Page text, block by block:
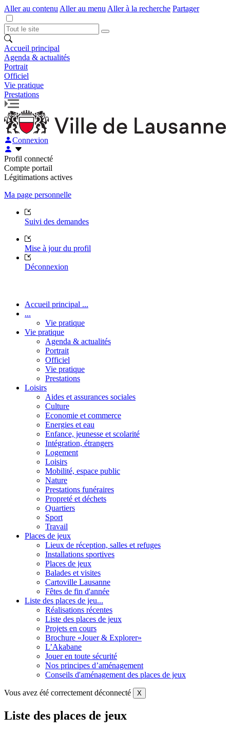
Aller au contenu Aller au menu Aller à la recherche Partager
Accueil principal
Agenda & actualités
Portrait
Officiel
Vie pratique
Prestations
Connexion
Profil connecté
Compte portail
Légitimations actives
Ma page personnelle
Suivi des demandes
Mise à jour du profil
Déconnexion
Accueil principal ...
...
Vie pratique
Vie pratique
Agenda & actualités
Portrait
Officiel
Vie pratique
Prestations
Loisirs
Aides et assurances sociales
Culture
Economie et commerce
Energies et eau
Enfance, jeunesse et scolarité
Intégration, étrangers
Logement
Loisirs
Mobilité, espace public
Nature
Prestations funéraires
Propreté et déchets
Quartiers
Sport
Travail
Places de jeux
Lieux de réception, salles et refuges
Installations sportives
Places de jeux
Balades et visites
Cartoville Lausanne
Fêtes de fin d'année
Liste des places de jeu...
Réalisations récentes
Liste des places de jeux
Projets en cours
Brochure «Jouer & Explorer»
L’Akabane
Jouer en toute sécurité
Nos principes d’aménagement
Conseils d'aménagement des places de jeux
Vous avez été correctement déconnecté
X
Liste des places de jeux